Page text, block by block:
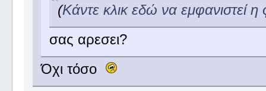
(Κάντε κλικ εδώ να εμφανιστεί
σας αρεσει?
Όχι τόσο